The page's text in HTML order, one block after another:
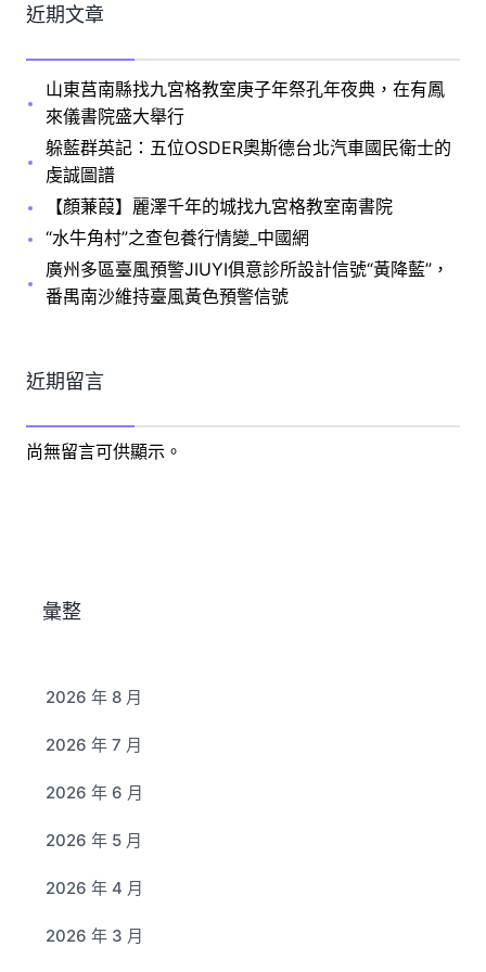
近期文章
山東莒南縣找九宮格教室庚子年祭孔年夜典，在有鳳
來儀書院盛大舉行
躲藍群英記：五位OSDER奧斯德台北汽車國民衛士的
虔誠圖譜
【顏蒹葭】麗澤千年的城找九宮格教室南書院
“水牛角村”之查包養行情變_中國網
廣州多區臺風預警JIUYI俱意診所設計信號“黃降藍”，
番禺南沙維持臺風黃色預警信號
近期留言
尚無留言可供顯示。
彙整
2026 年 8 月
2026 年 7 月
2026 年 6 月
2026 年 5 月
2026 年 4 月
2026 年 3 月